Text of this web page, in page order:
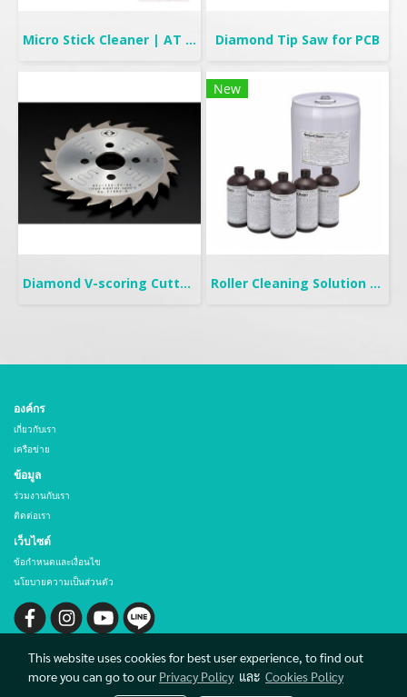
Micro Stick Cleaner | AT Stick Diamond Tip Saw for PCB
Diamond V-scoring Cutter for PCB
New
Roller Cleaning Solution | TC-315FL & TC-325NF
องค์กร
เกี่ยวกับเรา
เครือข่าย
ข้อมูล
ร่วมงานกับเรา
ติดต่อเรา
เว็บไซต์
ข้อกำหนดและเงื่อนไข
นโยบายความเป็นส่วนตัว
This website uses cookies for best user experience, to find out
more you can go to our Privacy Policyและ Cookies Policy